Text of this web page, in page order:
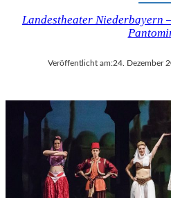
Landestheater Niederbayern
Veröffentlicht am:24. Dezember